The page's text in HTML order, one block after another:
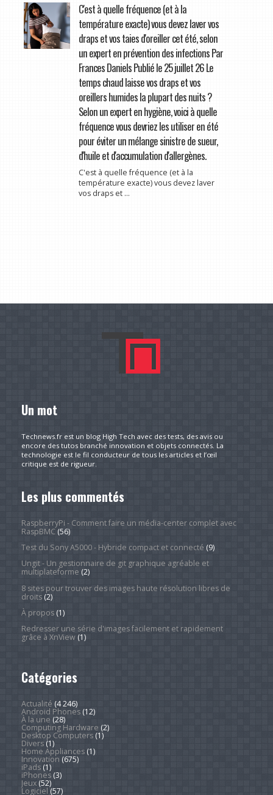
C'est à quelle fréquence (et à la
température exacte) vous devez laver vos
draps et vos taies d'oreiller cet été, selon
un expert en prévention des infections Par
Frances Daniels Publié le 25 juillet 26 Le
temps chaud laisse vos draps et vos
oreillers humides la plupart des nuits ?
Selon un expert en hygiène, voici à quelle
fréquence vous devriez les utiliser en été
pour éviter un mélange sinistre de sueur,
d'huile et d'accumulation d'allergènes.
C'est à quelle fréquence (et à la
température exacte) vous devez laver
vos draps et ...
Un mot
Technews.fr est un blog High Tech avec des tests, des avis ou
encore des tutos branché innovation et objets connectés. La
technologie est le fil conducteur de tous les articles et l’œil
critique est de rigueur.
Les plus commentés
RaspberryPi - Comment faire un média-center complet avec
RaspBMC(56)
Test du Sony A5000 - Hybride compact et connecté (9)
Ungit - Un gestionnaire de git graphique agréable et
multiplateforme (2)
8 sites pour trouver des images haute résolution libres de
droits(2)
À propos(1)
Redresser une série d'images facilement et rapidement
grâce à XnView(1)
Catégories
Actualité (4 246)
Android Phones(12)
À la une (28)
Computing Hardware (2)
Desktop Computers(1)
Divers(1)
Home Appliances(1)
Innovation (675)
iPads(1)
iPhones(3)
Jeux(52)
Logiciel (57)